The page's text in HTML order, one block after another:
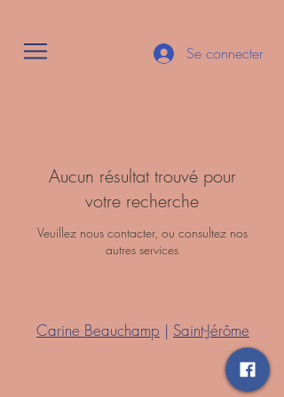
Se connecter
Aucun résultat trouvé pour
votre recherche
Veuillez nous contacter, ou consultez nos
autres services
Carine Beauchamp | Saint-Jérôme